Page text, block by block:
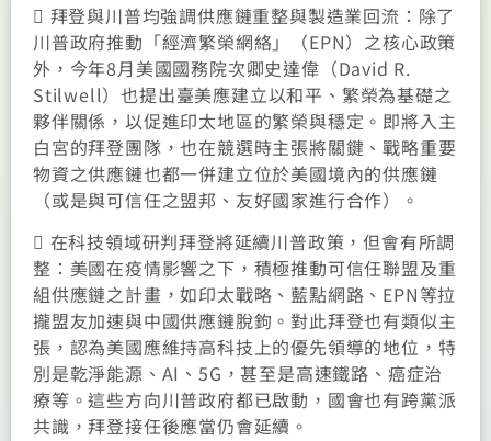
 拜登與川普均強調供應鏈重整與製造業回流：除了
川普政府推動「經濟繁榮網絡」（EPN）之核心政策
外，今年8月美國國務院次卿史達偉（David R.
Stilwell）也提出臺美應建立以和平、繁榮為基礎之
夥伴關係，以促進印太地區的繁榮與穩定。即將入主
白宮的拜登團隊，也在競選時主張將關鍵、戰略重要
物資之供應鏈也都一併建立位於美國境內的供應鏈
（或是與可信任之盟邦、友好國家進行合作）。
 在科技領域研判拜登將延續川普政策，但會有所調
整：美國在疫情影響之下，積極推動可信任聯盟及重
組供應鏈之計畫，如印太戰略、藍點網路、EPN等拉
攏盟友加速與中國供應鏈脫鉤。對此拜登也有類似主
張，認為美國應維持高科技上的優先領導的地位，特
別是乾淨能源、AI、5G，甚至是高速鐵路、癌症治
療等。這些方向川普政府都已啟動，國會也有跨黨派
共識，拜登接任後應當仍會延續。